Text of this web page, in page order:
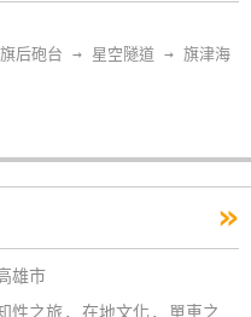
后砲台 → 星空隧道 → 旗津海
»
雄市
性之旅, 在地文化, 單車之